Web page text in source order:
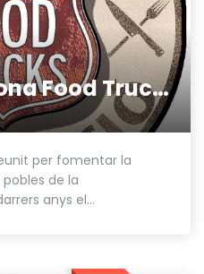
Associació Girona Food Trucks
per fomentar la
de la
anys el...